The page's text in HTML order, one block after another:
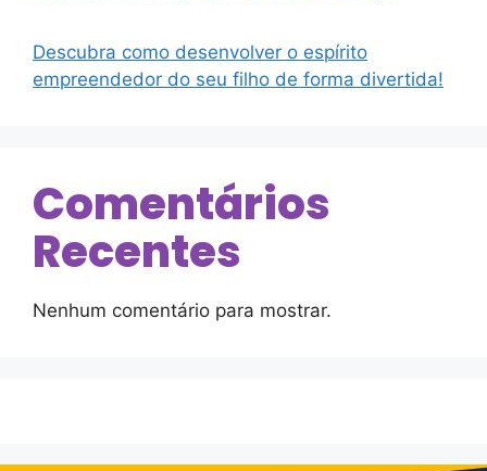
Descubra como desenvolver o espírito
empreendedor do seu filho de forma divertida!
Comentários
Recentes
Nenhum comentário para mostrar.